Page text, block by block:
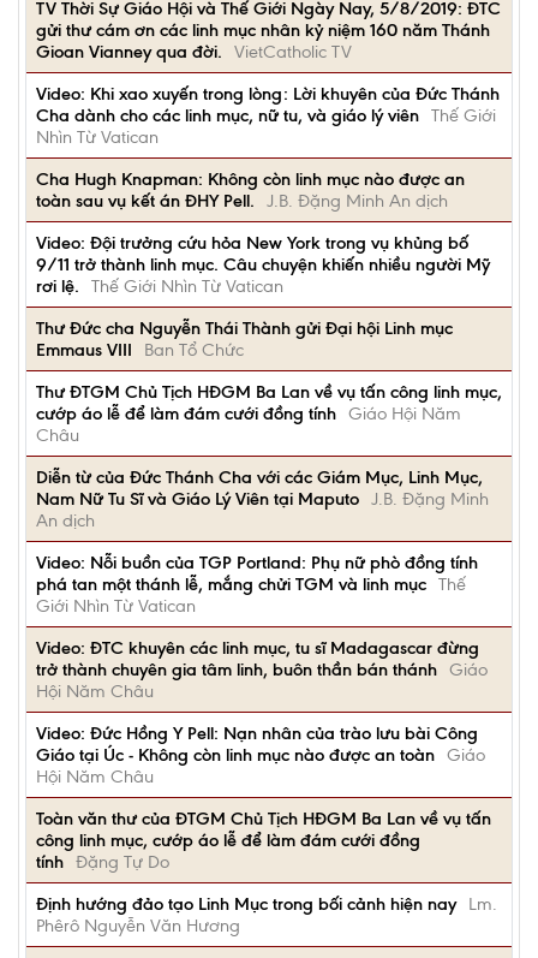
TV Thời Sự Giáo Hội và Thế Giới Ngày Nay, 5/8/2019: ĐTC
gửi thư cám ơn các linh mục nhân kỷ niệm 160 năm Thánh
Gioan Vianney qua đời.
VietCatholic TV
Video: Khi xao xuyến trong lòng: Lời khuyên của Đức Thánh
Cha dành cho các linh mục, nữ tu, và giáo lý viên Thế Giới
Nhìn Từ Vatican
Cha Hugh Knapman: Không còn linh mục nào được an
toàn sau vụ kết án ĐHY Pell.
J.B. Đặng Minh An dịch
Video: Đội trưởng cứu hỏa New York trong vụ khủng bố
9/11 trở thành linh mục. Câu chuyện khiến nhiều người Mỹ
rơi lệ.
Thế Giới Nhìn Từ Vatican
Thư Đức cha Nguyễn Thái Thành gửi Đại hội Linh mục
Emmaus VIII
Ban Tổ Chức
Thư ĐTGM Chủ Tịch HĐGM Ba Lan về vụ tấn công linh mục,
cướp áo lễ để làm đám cưới đồng tính Giáo Hội Năm
Châu
Diễn từ của Đức Thánh Cha với các Giám Mục, Linh Mục,
Nam Nữ Tu Sĩ và Giáo Lý Viên tại Maputo J.B. Đặng Minh
An dịch
Video: Nỗi buồn của TGP Portland: Phụ nữ phò đồng tính
phá tan một thánh lễ, mắng chửi TGM và linh mục Thế
Giới Nhìn Từ Vatican
Video: ĐTC khuyên các linh mục, tu sĩ Madagascar đừng
trở thành chuyên gia tâm linh, buôn thần bán thánh Giáo
Hội Năm Châu
Video: Đức Hồng Y Pell: Nạn nhân của trào lưu bài Công
Giáo tại Úc - Không còn linh mục nào được an toàn Giáo
Hội Năm Châu
Toàn văn thư của ĐTGM Chủ Tịch HĐGM Ba Lan về vụ tấn
công linh mục, cướp áo lễ để làm đám cưới đồng
tính Đặng Tự Do
Định hướng đảo tạo Linh Mục trong bối cảnh hiện nay
Lm.
Phêrô Nguyễn Văn Hương